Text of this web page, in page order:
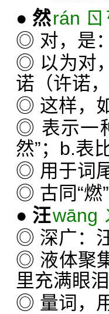
● 然rán ㄖ
◎ 对，是
◎ 以为对
诺（许诺
◎ 这样，
◎ 表示一
然”；b.表
◎ 用于词
◎ 古同“燃”
● 汪wāng
◎ 深广：
◎ 液体聚
里充满眼
◎ 量词，